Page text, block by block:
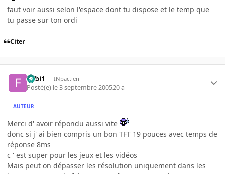
faut voir aussi selon l'espace dont tu dispose et le temp que
tu passe sur ton ordi
Citer
Fabi1 INpactien
Posté(e) le 3 septembre 200520 a
AUTEUR
Merci d' avoir répondu aussi vite
donc si j' ai bien compris un bon TFT 19 pouces avec temps de
réponse 8ms
c ' est super pour les jeux et les vidéos
Mais peut on dépasser les résolution uniquement dans les